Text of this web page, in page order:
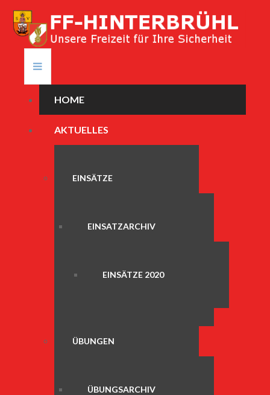
HOME
AKTUELLES
EINSÄTZE
EINSATZARCHIV
EINSÄTZE 2020
ÜBUNGEN
ÜBUNGSARCHIV